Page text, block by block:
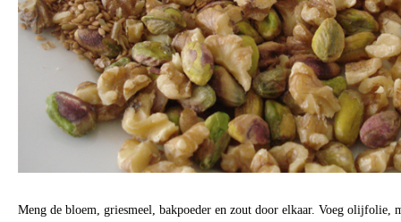
Meng de bloem, griesmeel, bakpoeder en zout door elkaar. Voeg olijfolie,